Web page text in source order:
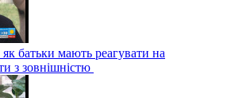
батьки мають реагувати на
з зовнішністю